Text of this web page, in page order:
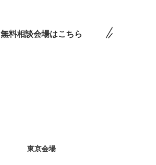
無料相談会場はこちら
東京会場